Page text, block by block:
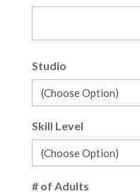
/
Postal
Code
Studio
Skill Level
# of Adults